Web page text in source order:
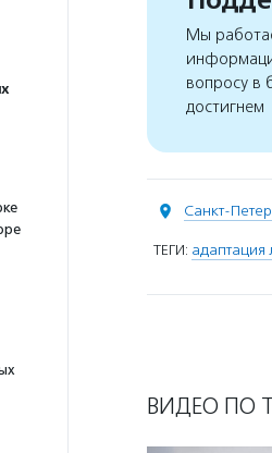
Мы
вопросу в
достигнем
Санкт-
ТЕГИ:
ВИДЕО ПО